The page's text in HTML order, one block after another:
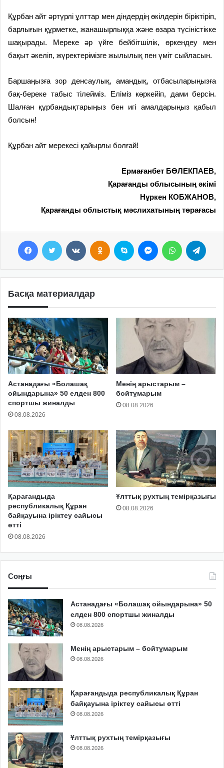
Құрбан айт әртүрлі ұлттар мен діндердің өкілдерін біріктіріп,
барлығын құрметке, жанашырлыққа және өз­ара түсіністікке
шақырады. Мереке әр үйге бейбітшілік, өркендеу мен
бақыт әкеліп, жүректерімізге жылылық пен үміт сыйласын.
Баршаңызға зор денсау­лық, амандық, отбасылары­ңызға
бақ-береке табыс ті­лейміз. Еліміз көркейіп, дами берсін.
Шалған құрбандықтарыңыз бен игі амалдарыңыз қабыл
болсын!
Құрбан айт мерекесі қайырлы болғай!
Ермағанбет БӨЛЕКПАЕВ,
Қарағанды облысының әкімі
Нұркен КОБЖАНОВ,
Қарағанды облыстық мәслихатының төрағасы
Басқа материалдар
Астанадағы «Болашақ
ойындарына» 50 елден 800
спортшы жиналды
08.08.2026
Менің арыстарым –
бойтұмарым
08.08.2026
Қарағандыда
республикалық Құран
байқауына іріктеу сайысы
өтті
08.08.2026
Ұлттық рухтың темірқазығы
08.08.2026
Соңғы
Астанадағы «Болашақ ойындарына» 50
елден 800 спортшы жиналды
08.08.2026
Менің арыстарым – бойтұмарым
08.08.2026
Қарағандыда республикалық Құран
байқауына іріктеу сайысы өтті
08.08.2026
Ұлттық рухтың темірқазығы
08.08.2026